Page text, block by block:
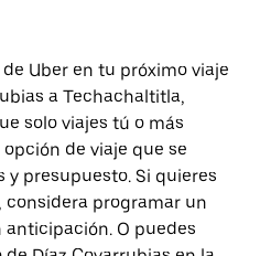
Uber en tu próximo viaje
a Techachaltitla,
solo viajes tú o más
de viaje que se
presupuesto. Si quieres
programar un
O puedes